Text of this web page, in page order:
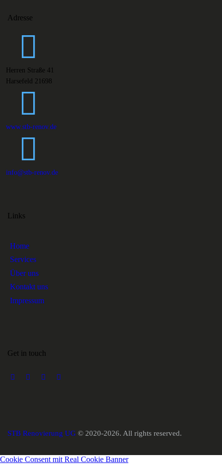
Adresse
Herren Straße 41
Harsefeld 21698
www.stb-renov.de
info@stb-renov.de
Links
Home
Services
Über uns
Kontakt uns
Impressum
Get in touch
STB Renovierung UG © 2020-2026. All rights reserved.
Cookie Consent mit Real Cookie Banner